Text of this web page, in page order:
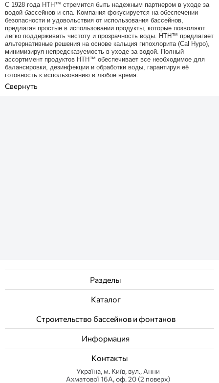
С 1928 года HTH™ стремится быть надежным партнером в уходе за
водой бассейнов и спа. Компания фокусируется на обеспечении
безопасности и удовольствия от использования бассейнов,
предлагая простые в использовании продукты, которые позволяют
легко поддерживать чистоту и прозрачность воды. HTH™ предлагает
альтернативные решения на основе кальция гипохлорита (Cal Hypo),
минимизируя непредсказуемость в уходе за водой. Полный
ассортимент продуктов HTH™ обеспечивает все необходимое для
балансировки, дезинфекции и обработки воды, гарантируя её
готовность к использованию в любое время.
Разделы
Каталог
Строительство бассейнов и фонтанов
Информация
Контакты
Українa, м. Київ, вул., Анни
Ахматової 16А, оф. 20 (2 поверх)